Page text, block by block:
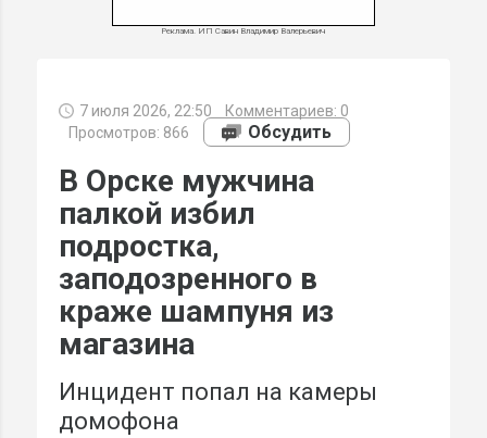
Реклама. ИП Савин Владимир Валерьевич
7 июля 2026, 22:50 Комментариев: 0
Просмотров: 866
Обсудить
В Орске мужчина
палкой избил
подростка,
заподозренного в
краже шампуня из
магазина
Инцидент попал на камеры
домофона